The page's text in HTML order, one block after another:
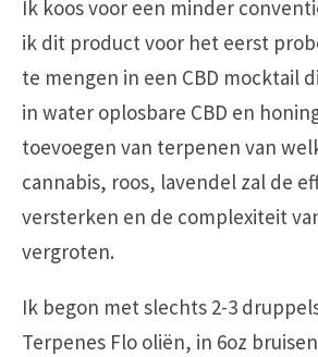
Ik koos voor een minder
ik dit product voor het eerst
te mengen in een CBD mocktail
in water oplosbare CBD en
toevoegen van terpenen van
cannabis, roos, lavendel zal de
versterken en de complexiteit
vergroten.
Ik begon met slechts 2-3
Terpenes Flo oliën, in 6oz